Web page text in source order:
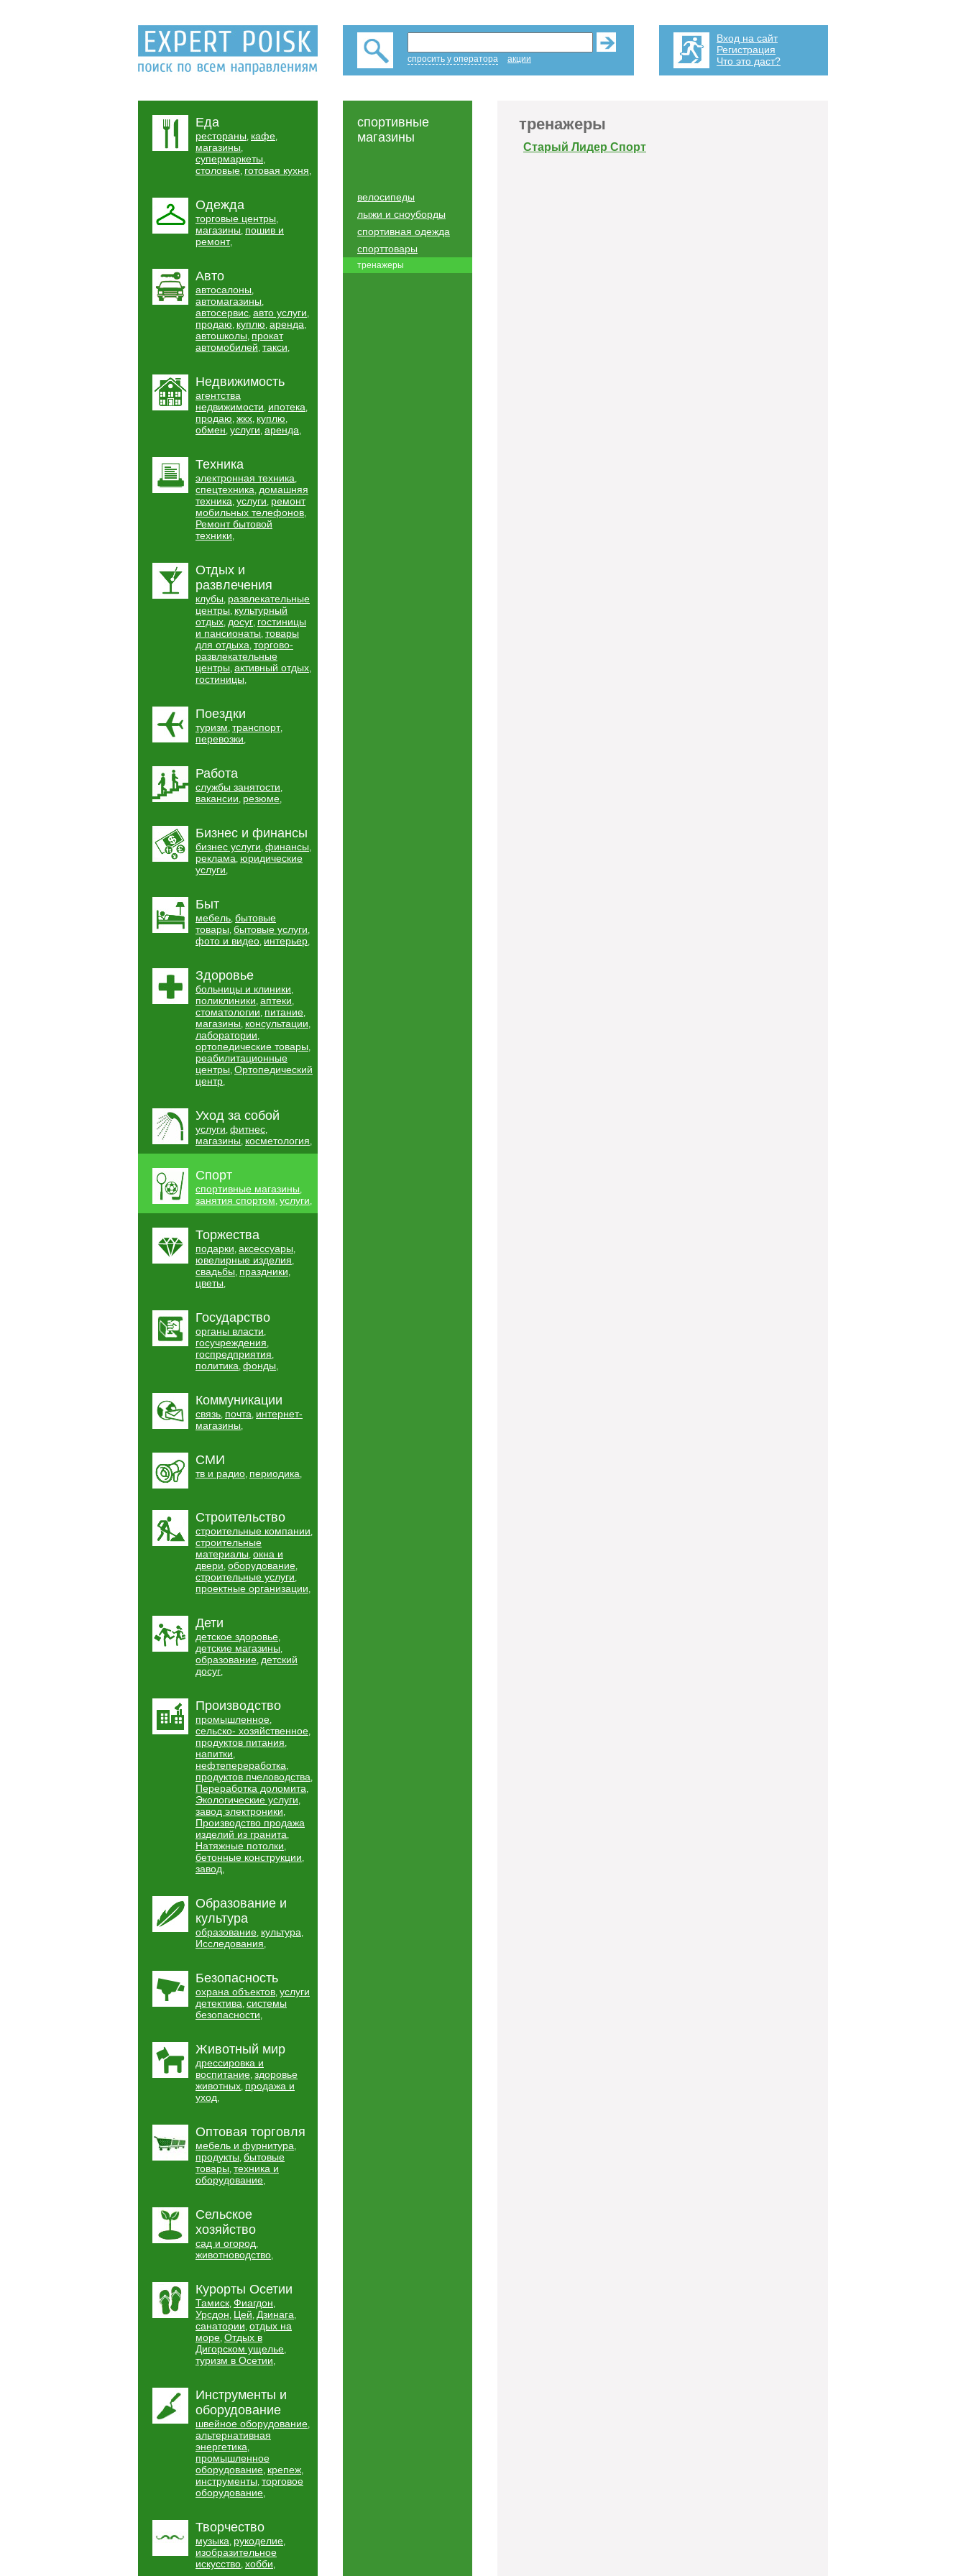
спросить у оператора акции
Вход на сайт
Регистрация
Что это даст?
Еда
рестораны, кафе,
магазины,
супермаркеты,
столовые, готовая кухня,
Одежда
торговые центры,
магазины, пошив и
ремонт,
Авто
автосалоны,
автомагазины,
автосервис, авто услуги,
продаю, куплю, аренда,
автошколы, прокат
автомобилей, такси,
Недвижимость
агентства
недвижимости, ипотека,
продаю, жкх, куплю,
обмен, услуги, аренда,
Техника
электронная техника,
спецтехника, домашняя
техника, услуги, ремонт
мобильных телефонов,
Ремонт бытовой
техники,
Отдых и
развлечения
клубы, развлекательные
центры, культурный
отдых, досуг, гостиницы
и пансионаты, товары
для отдыха, торгово-
развлекательные
центры, активный отдых,
гостиницы,
Поездки
туризм, транспорт,
перевозки,
Работа
службы занятости,
вакансии, резюме,
Бизнес и финансы
бизнес услуги, финансы,
реклама, юридические
услуги,
Быт
мебель, бытовые
товары, бытовые услуги,
фото и видео, интерьер,
Здоровье
больницы и клиники,
поликлиники, аптеки,
стоматологии, питание,
магазины, консультации,
лаборатории,
ортопедические товары,
реабилитационные
центры, Ортопедический
центр,
Уход за собой
услуги, фитнес,
магазины, косметология,
Спорт
спортивные магазины,
занятия спортом, услуги,
Торжества
подарки, аксессуары,
ювелирные изделия,
свадьбы, праздники,
цветы,
Государство
органы власти,
госучреждения,
госпредприятия,
политика, фонды,
Коммуникации
связь, почта, интернет-
магазины,
СМИ
тв и радио, периодика,
Строительство
строительные компании,
строительные
материалы, окна и
двери, оборудование,
строительные услуги,
проектные организации,
Дети
детское здоровье,
детские магазины,
образование, детский
досуг,
Производство
промышленное,
сельско- хозяйственное,
продуктов питания,
напитки,
нефтепереработка,
продуктов пчеловодства,
Переработка доломита,
Экологические услуги,
завод электроники,
Производство продажа
изделий из гранита,
Натяжные потолки,
бетонные конструкции,
завод,
Образование и
культура
образование, культура,
Исследования,
Безопасность
охрана объектов, услуги
детектива, системы
безопасности,
Животный мир
дрессировка и
воспитание, здоровье
животных, продажа и
уход,
Оптовая торговля
мебель и фурнитура,
продукты, бытовые
товары, техника и
оборудование,
Сельское
хозяйство
сад и огород,
животноводство,
Курорты Осетии
Тамиск, Фиагдон,
Урсдон, Цей, Дзинага,
санатории, отдых на
море, Отдых в
Дигорском ущелье,
туризм в Осетии,
Инструменты и
оборудование
швейное оборудование,
альтернативная
энергетика,
промышленное
оборудование, крепеж,
инструменты, торговое
оборудование,
Творчество
музыка, рукоделие,
изобразительное
искусство, хобби,
спортивные
магазины
велосипеды
лыжи и сноуборды
спортивная одежда
спорттовары
тренажеры
тренажеры
Старый Лидер Спорт